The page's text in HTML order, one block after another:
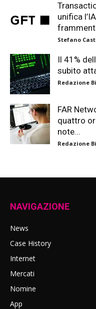
unifica
Stefano
Il 41%
subito
Redazione
FAR
quattro
note...
Redazione
NAVIGAZIONE
News
Case History
Internet
Mercati
Nomine
App